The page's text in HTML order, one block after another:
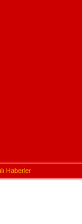
Haberler